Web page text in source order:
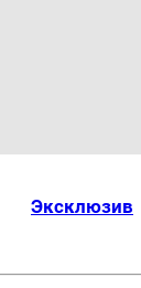
Эксклюзив